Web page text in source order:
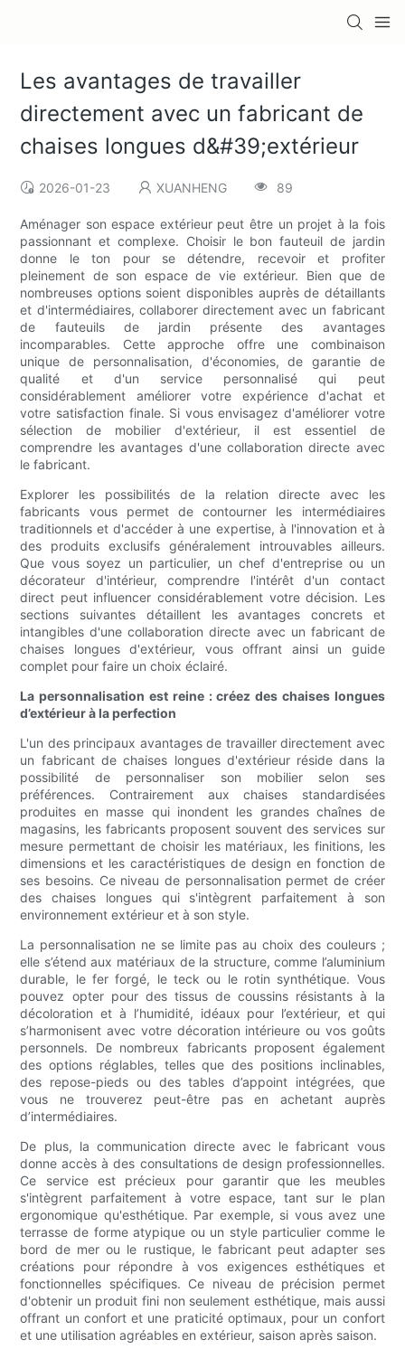
Les avantages de travailler
directement avec un fabricant de
chaises longues d&#39;extérieur
2026-01-23 XUANHENG 89
Aménager son espace extérieur peut être un projet à la fois
passionnant et complexe. Choisir le bon fauteuil de jardin
donne le ton pour se détendre, recevoir et profiter
pleinement de son espace de vie extérieur. Bien que de
nombreuses options soient disponibles auprès de détaillants
et d'intermédiaires, collaborer directement avec un fabricant
de fauteuils de jardin présente des avantages
incomparables. Cette approche offre une combinaison
unique de personnalisation, d'économies, de garantie de
qualité et d'un service personnalisé qui peut
considérablement améliorer votre expérience d'achat et
votre satisfaction finale. Si vous envisagez d'améliorer votre
sélection de mobilier d'extérieur, il est essentiel de
comprendre les avantages d'une collaboration directe avec
le fabricant.
Explorer les possibilités de la relation directe avec les
fabricants vous permet de contourner les intermédiaires
traditionnels et d'accéder à une expertise, à l'innovation et à
des produits exclusifs généralement introuvables ailleurs.
Que vous soyez un particulier, un chef d'entreprise ou un
décorateur d'intérieur, comprendre l'intérêt d'un contact
direct peut influencer considérablement votre décision. Les
sections suivantes détaillent les avantages concrets et
intangibles d'une collaboration directe avec un fabricant de
chaises longues d'extérieur, vous offrant ainsi un guide
complet pour faire un choix éclairé.
La personnalisation est reine : créez des chaises longues
d’extérieur à la perfection
L'un des principaux avantages de travailler directement avec
un fabricant de chaises longues d'extérieur réside dans la
possibilité de personnaliser son mobilier selon ses
préférences. Contrairement aux chaises standardisées
produites en masse qui inondent les grandes chaînes de
magasins, les fabricants proposent souvent des services sur
mesure permettant de choisir les matériaux, les finitions, les
dimensions et les caractéristiques de design en fonction de
ses besoins. Ce niveau de personnalisation permet de créer
des chaises longues qui s'intègrent parfaitement à son
environnement extérieur et à son style.
La personnalisation ne se limite pas au choix des couleurs ;
elle s’étend aux matériaux de la structure, comme l’aluminium
durable, le fer forgé, le teck ou le rotin synthétique. Vous
pouvez opter pour des tissus de coussins résistants à la
décoloration et à l’humidité, idéaux pour l’extérieur, et qui
s’harmonisent avec votre décoration intérieure ou vos goûts
personnels. De nombreux fabricants proposent également
des options réglables, telles que des positions inclinables,
des repose-pieds ou des tables d’appoint intégrées, que
vous ne trouverez peut-être pas en achetant auprès
d’intermédiaires.
De plus, la communication directe avec le fabricant vous
donne accès à des consultations de design professionnelles.
Ce service est précieux pour garantir que les meubles
s'intègrent parfaitement à votre espace, tant sur le plan
ergonomique qu'esthétique. Par exemple, si vous avez une
terrasse de forme atypique ou un style particulier comme le
bord de mer ou le rustique, le fabricant peut adapter ses
créations pour répondre à vos exigences esthétiques et
fonctionnelles spécifiques. Ce niveau de précision permet
d'obtenir un produit fini non seulement esthétique, mais aussi
offrant un confort et une praticité optimaux, pour un confort
et une utilisation agréables en extérieur, saison après saison.